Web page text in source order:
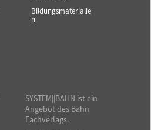
Bildungsmaterialie
n
SYSTEM||BAHN ist ein
Angebot des Bahn
Fachverlags.